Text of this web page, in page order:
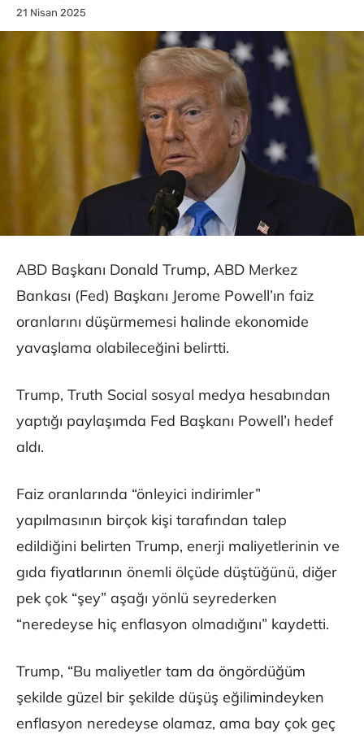
21 Nisan 2025
ABD Başkanı Donald Trump, ABD Merkez
Bankası (Fed) Başkanı Jerome Powell’ın faiz
oranlarını düşürmemesi halinde ekonomide
yavaşlama olabileceğini belirtti.
Trump, Truth Social sosyal medya hesabından
yaptığı paylaşımda Fed Başkanı Powell’ı hedef
aldı.
Faiz oranlarında “önleyici indirimler”
yapılmasının birçok kişi tarafından talep
edildiğini belirten Trump, enerji maliyetlerinin ve
gıda fiyatlarının önemli ölçüde düştüğünü, diğer
pek çok “şey” aşağı yönlü seyrederken
“neredeyse hiç enflasyon olmadığını” kaydetti.
Trump, “Bu maliyetler tam da öngördüğüm
şekilde güzel bir şekilde düşüş eğilimindeyken
enflasyon neredeyse olamaz, ama bay çok geç